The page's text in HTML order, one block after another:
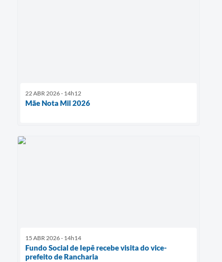
22 ABR 2026 - 14h12
Mãe Nota Mil 2026
15 ABR 2026 - 14h14
Fundo Social de Iepê recebe visita do vice-
prefeito de Rancharia